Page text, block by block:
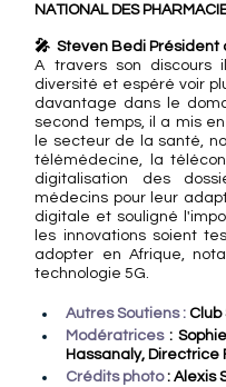
NATIONAL DES
🎤  Steven Bedi Président
A travers son discours
diversité et espéré voir
davantage dans le
second temps, il a mis
le secteur de la santé,
télémédecine, la
digitalisation des
médecins pour leur
digitale et souligné
les innovations soient
adopter en Afrique,
technologie 5G.
Autres Soutiens : Club
Modératrices : Sophie
Hassanaly,
Crédits photo : Alexis